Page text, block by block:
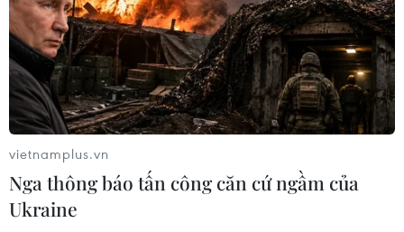
#Biểu tình Hong Kong
#Tình hình Hong Kong
#Hoạt động phi pháp
#Đình công
vietnamplus.vn
Nga thông báo tấn công căn cứ ngầm của
Ukraine